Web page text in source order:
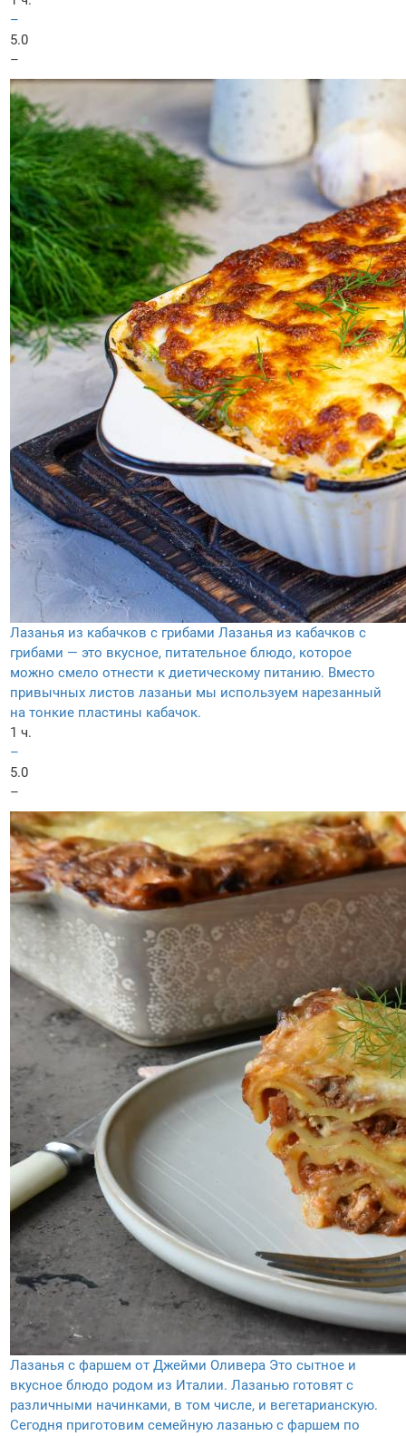
–
5.0
–
Лазанья из кабачков с грибами Лазанья из кабачков с
грибами — это вкусное, питательное блюдо, которое
можно смело отнести к диетическому питанию. Вместо
привычных листов лазаньи мы используем нарезанный
на тонкие пластины кабачок.
1 ч.
–
5.0
–
Лазанья с фаршем от Джейми Оливера Это сытное и
вкусное блюдо родом из Италии. Лазанью готовят с
различными начинками, в том числе, и вегетарианскую.
Сегодня приготовим семейную лазанью с фаршем по